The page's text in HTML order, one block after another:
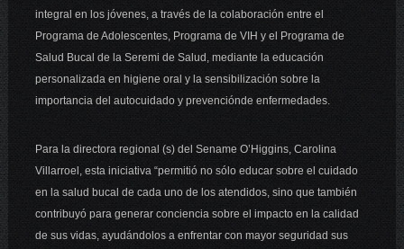
integral en los jóvenes, a través de la colaboración entre el
Programa de Adolescentes, Programa de VIH y el Programa de
Salud Bucal de la Seremi de Salud, mediante la educación
personalizada en higiene oral y la sensibilización sobre la
importancia del autocuidado y prevenciónde enfermedades.
Para la directora regional (s) del Sename O’Higgins, Carolina
Villarroel, esta iniciativa “permitió no sólo educar sobre el cuidado
en la salud bucal de cada uno de los atendidos, sino que también
contribuyó para generar conciencia sobre el impacto en la calidad
de sus vidas, ayudándolos a enfrentar con mayor seguridad sus